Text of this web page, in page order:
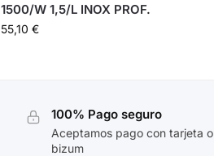
1500/W 1,5/L INOX PROF.
55,10€
100% Pago seguro
Aceptamos pago con tarjeta o
bizum